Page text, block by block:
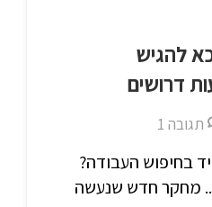
להגיש
דרושים
תגובה1
בחיפוש העבודה?
מחקר חדש שנעשה